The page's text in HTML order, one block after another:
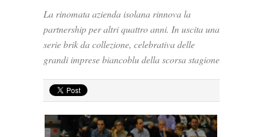
La rinomata azienda isolana rinnova la
partnership per altri quattro anni. In uscita una
serie brik da collezione, celebrativa delle
grandi imprese biancoblu della scorsa stagione